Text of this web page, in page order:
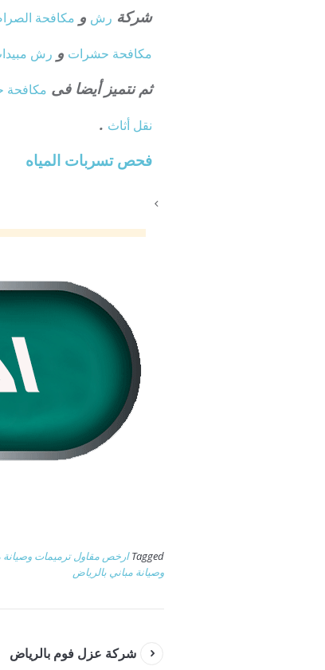
شركة رش و مكافحة
مكافحة حشرات و رش
ثم نتميز أيضا فى مكافحة
نقل أثاث .
فحص تسربات المياه
Tagged ارخص مقاول ترميمات وصيانة
وصيانة مباني بالرياض
شركة عزل فوم بالرياض